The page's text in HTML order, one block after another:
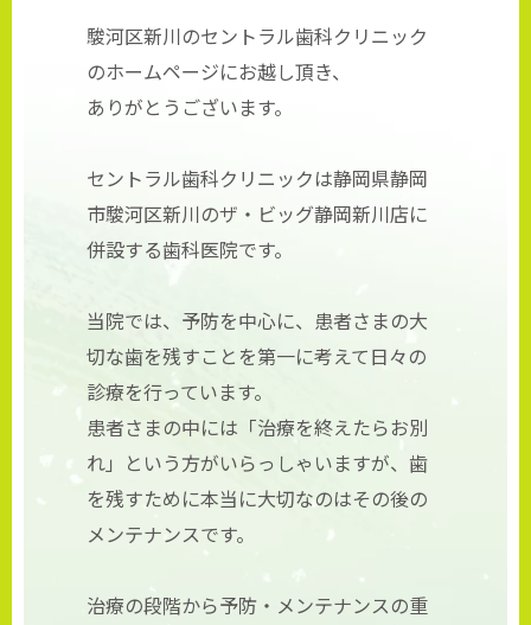
駿河区新川のセントラル歯科クリニック
のホームページにお越し頂き、
ありがとうございます。
セントラル歯科クリニックは静岡県静岡
市駿河区新川のザ・ビッグ静岡新川店に
併設する歯科医院です。
当院では、予防を中心に、患者さまの大
切な歯を残すことを第一に考えて日々の
診療を行っています。
患者さまの中には「治療を終えたらお別
れ」という方がいらっしゃいますが、歯
を残すために本当に大切なのはその後の
メンテナンスです。
治療の段階から予防・メンテナンスの重